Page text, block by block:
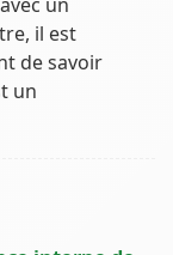
il est
de savoir
un